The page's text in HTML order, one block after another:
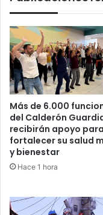
Más de 6.000
del Calderón
recibirán apoyo para
fortalecer su salud
y bienestar
Hace 1 hora